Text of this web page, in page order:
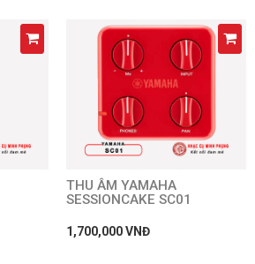
THU ÂM YAMAHA
SESSIONCAKE SC01
1,700,000 VNĐ